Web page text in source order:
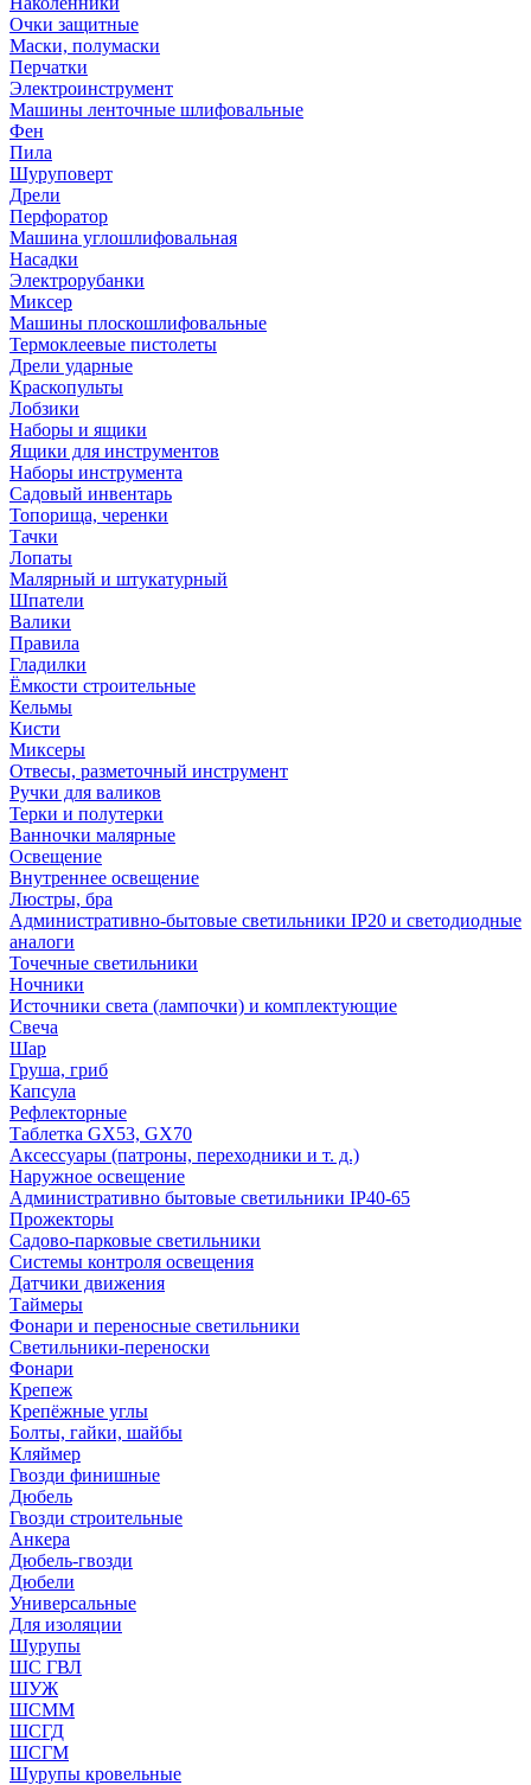
Очки защитные
Маски, полумаски
Перчатки
Электроинструмент
Машины ленточные шлифовальные
Фен
Пила
Шуруповерт
Дрели
Перфоратор
Машина углошлифовальная
Насадки
Электрорубанки
Миксер
Машины плоскошлифовальные
Термоклеевые пистолеты
Дрели ударные
Краскопульты
Лобзики
Наборы и ящики
Ящики для инструментов
Наборы инструмента
Садовый инвентарь
Топорища, черенки
Тачки
Лопаты
Малярный и штукатурный
Шпатели
Валики
Правила
Гладилки
Ёмкости строительные
Кельмы
Кисти
Миксеры
Отвесы, разметочный инструмент
Ручки для валиков
Терки и полутерки
Ванночки малярные
Освещение
Внутреннее освещение
Люстры, бра
Административно-бытовые светильники IP20 и светодиодные
аналоги
Точечные светильники
Ночники
Источники света (лампочки) и комплектующие
Свеча
Шар
Груша, гриб
Капсула
Рефлекторные
Таблетка GX53, GX70
Аксессуары (патроны, переходники и т. д.)
Наружное освещение
Административно бытовые светильники IP40-65
Прожекторы
Садово-парковые светильники
Системы контроля освещения
Датчики движения
Таймеры
Фонари и переносные светильники
Светильники-переноски
Фонари
Крепеж
Крепёжные углы
Болты, гайки, шайбы
Кляймер
Гвозди финишные
Дюбель
Гвозди строительные
Анкера
Дюбель-гвозди
Дюбели
Универсальные
Для изоляции
Шурупы
ШС ГВЛ
ШУЖ
ШСММ
ШСГД
ШСГМ
Шурупы кровельные